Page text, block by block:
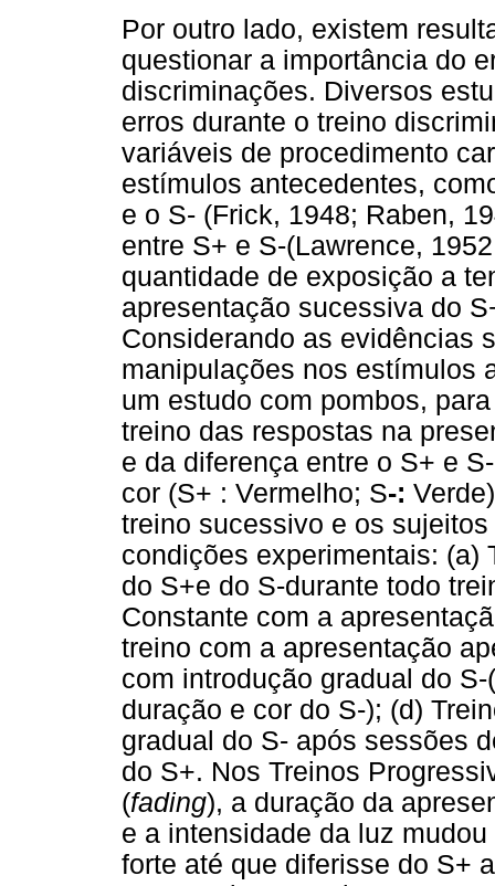
Por outro lado, existem
questionar a importância do
discriminações. Diversos
erros durante o treino
variáveis de procedimento
estímulos antecedentes,
e o S- (Frick, 1948; Raben,
entre S+ e S-(Lawrence,
quantidade de exposição a
apresentação sucessiva do
Considerando as evidências
manipulações nos estímulos
um estudo com pombos,
treino das respostas na
e da diferença entre o S+ e
cor (S+ : Vermelho; S-:
treino sucessivo e os
condições experimentais: (a)
do S+e do S-durante todo
Constante com a
treino com a apresentação
com introdução gradual do
duração e cor do S-); (d)
gradual do S- após sessões
do S+. Nos Treinos
(fading), a duração da
e a intensidade da luz
forte até que diferisse do S+